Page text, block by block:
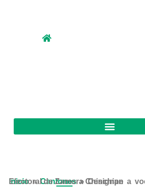
Inicio»Cantones»
Designan a vocales de la Junta Electoral de Zamora Chinchipe